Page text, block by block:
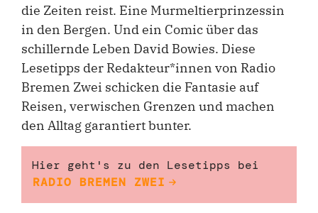
die Zeiten reist. Eine Murmeltierprinzessin
in den Bergen. Und ein Comic über das
schillernde Leben David Bowies. Diese
Lesetipps der Redakteur*innen von Radio
Bremen Zwei schicken die Fantasie auf
Reisen, verwischen Grenzen und machen
den Alltag garantiert bunter.
Hier geht's zu den Lesetipps bei
RADIO BREMEN ZWEI